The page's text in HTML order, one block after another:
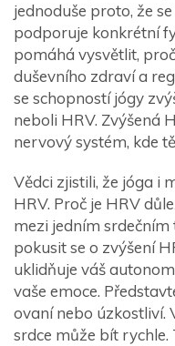
jednoduše proto, že
podporuje konkrétní
pomáhá vysvětlit,
duševního zdraví a
se schopností jógy
neboli HRV. Zvýšená
nervový systém, kde
Vědci zjistili, že jóga i
HRV. Proč je HRV
mezi jedním srdečním
pokusit se o zvýšení
uklidňuje váš
vaše emoce.
ovaní nebo úzkostliví.
srdce může bít rychle.